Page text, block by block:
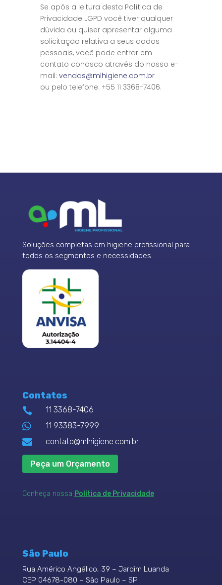
Se após a leitura desta Política de
Privacidade LGPD você tiver qualquer
dúvida ou quiser apresentar alguma
solicitação relativa a seus dados
pessoais, você pode entrar em
contato conosco através do nosso e-
mail: vendas@mlhigiene.com.br
ou pelo telefone: +55 11 3368-7406.
Soluções completas em higiene profissional para
todos os segmentos e necessidades.
Contatos
 11 3368-7406
 11 93383-7999
 contato@mlhigiene.com.br
Peça um Orçamento
Conheça nossa Política de Privacidade
São Paulo
Rua Américo Angélico, 39 – Jardim Luanda
CEP 04678-080 – São Paulo – SP